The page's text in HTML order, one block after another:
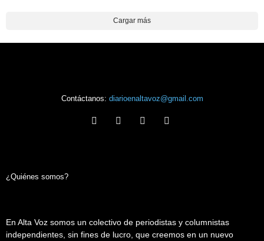
Cargar más
Contáctanos: diarioenaltavoz@gmail.com
¿Quiénes somos?
En Alta Voz somos un colectivo de periodistas y columnistas
independientes, sin fines de lucro, que creemos en un nuevo